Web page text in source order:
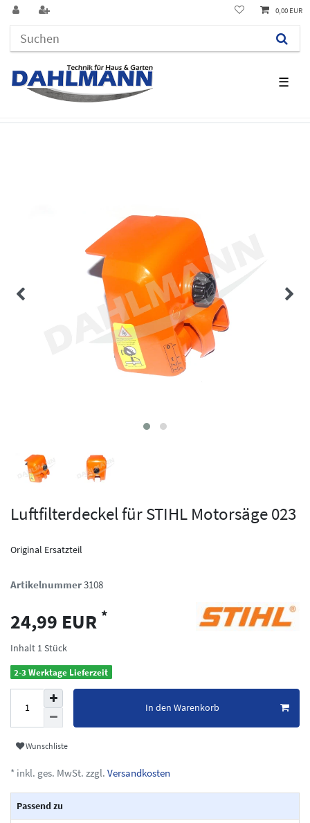
☰
0,00 EUR
Luftfilterdeckel für STIHL Motorsäge 023
Original Ersatzteil
Artikelnummer3108
24,99 EUR *
Inhalt 1 Stück
2-3 Werktage Lieferzeit
In den Warenkorb
Wunschliste
* inkl. ges. MwSt. zzgl. Versandkosten
Passend zu